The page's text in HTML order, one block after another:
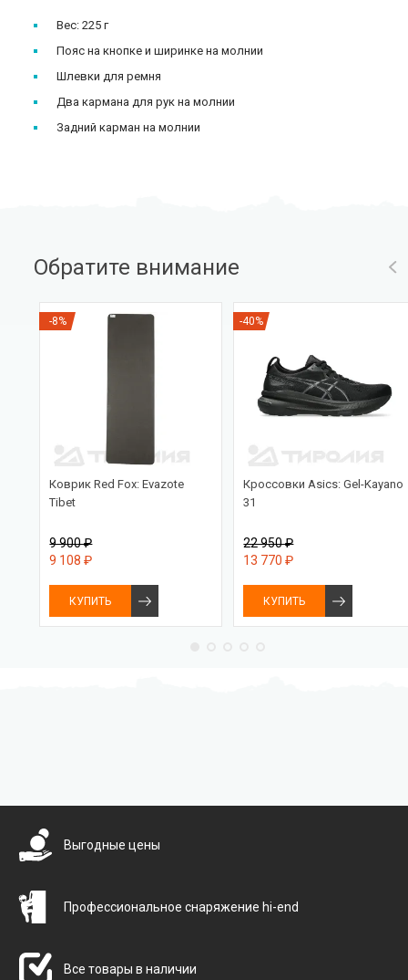
Вес: 225 г
Пояс на кнопке и ширинке на молнии
Шлевки для ремня
Два кармана для рук на молнии
Задний карман на молнии
Обратите внимание
-8%
Коврик Red Fox: Evazote
Tibet
9 900 ₽
9 108 ₽
КУПИТЬ
-40%
Кроссовки Asics: Gel-Kayano
31
22 950 ₽
13 770 ₽
КУПИТЬ
Выгодные цены
Профессиональное снаряжение hi-end
Все товары в наличии